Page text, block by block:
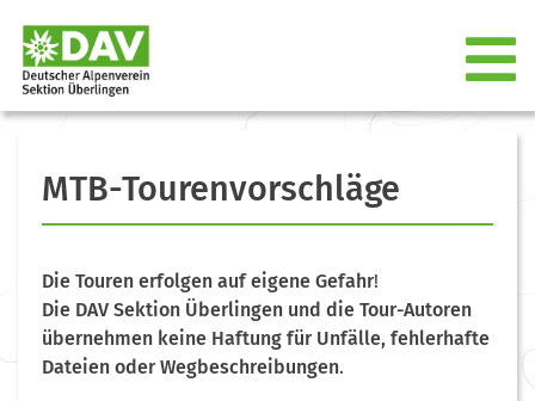
MTB-Tourenvorschläge
Die Touren erfolgen auf eigene Gefahr!
Die DAV Sektion Überlingen und die Tour-Autoren
übernehmen keine Haftung für Unfälle, fehlerhafte
Dateien oder Wegbeschreibungen.